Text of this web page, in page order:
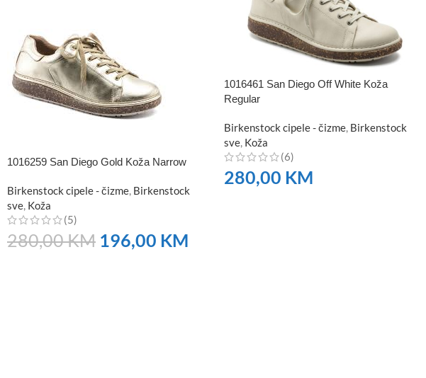
1016259 San Diego Gold Koža Narrow
Birkenstock cipele - čizme, Birkenstock
sve, Koža
(5)
280,00KM 196,00 KM
1016461 San Diego Off White Koža
Regular
Birkenstock cipele - čizme, Birkenstock
sve, Koža
(6)
280,00 KM